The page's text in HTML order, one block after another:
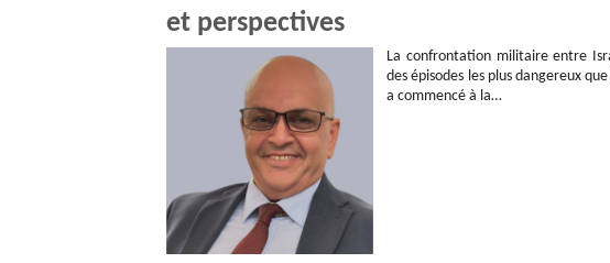
et perspectives
La confrontation militaire entre
des épisodes les plus dangereux
a commencé à la…